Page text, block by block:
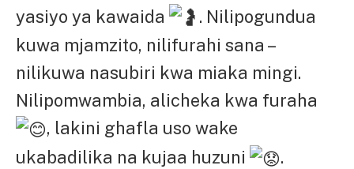
yasiyo ya kawaida
. Nilipogundua
kuwa mjamzito, nilifurahi sana –
nilikuwa nasubiri kwa miaka mingi.
Nilipomwambia, alicheka kwa furaha
, lakini ghafla uso wake
ukabadilika na kujaa huzuni
.